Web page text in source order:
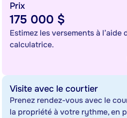
Prix
175 000 $
Estimez les versements à l’aide
calculatrice.
Visite avec le courtier
Prenez rendez-vous avec le
la propriété à votre rythme, en